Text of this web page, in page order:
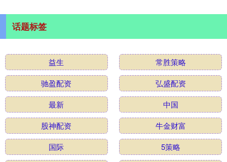
话题标签
益生
常胜策略
驰盈配资
弘盛配资
最新
中国
股神配资
牛金财富
国际
5策略